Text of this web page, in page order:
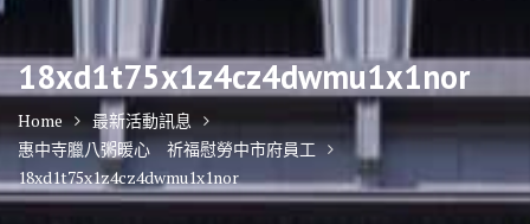
18xd1t75x1z4cz4dwmu1x1nor
Home
最新活動訊息
惠中寺臘八粥暖心 祈福慰勞中市府員工
18xd1t75x1z4cz4dwmu1x1nor